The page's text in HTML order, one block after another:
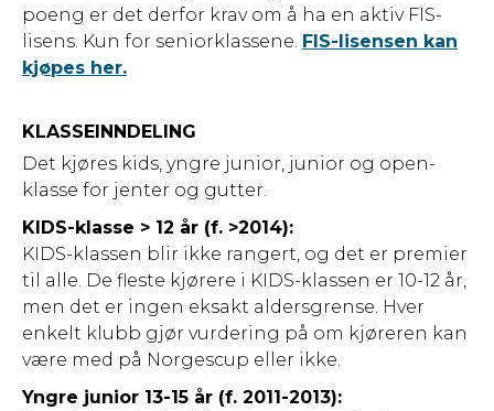
poeng er det derfor krav om å ha en aktiv FIS-
lisens. Kun for seniorklassene. FIS-lisensen kan
kjøpes her.
KLASSEINNDELING
Det kjøres kids, yngre junior, junior og open-
klasse for jenter og gutter.
KIDS-klasse > 12 år (f. >2014):
KIDS-klassen blir ikke rangert, og det er premier
til alle. De fleste kjørere i KIDS-klassen er 10-12 år,
men det er ingen eksakt aldersgrense. Hver
enkelt klubb gjør vurdering på om kjøreren kan
være med på Norgescup eller ikke.
Yngre junior 13-15 år (f. 2011-2013):